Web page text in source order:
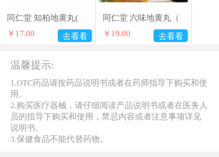
同仁堂 知柏地黄丸(
￥ 17.00 去看看
同仁堂 六味地黄丸（
￥ 19.00 去看看
温馨提示:
1.OTC药品请按药品说明书或者在药师指导下购买和使
用。
2.购买医疗器械，请仔细阅读产品说明书或者在医务人
员的指导下购买和使用，禁忌内容或者注意事项详见
说明书。
3.保健食品不能代替药物。